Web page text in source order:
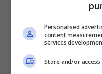
Chi dirà addio ad Un Posto
@violaedamiano) – uspms.it
Personalised
content
services
Store and/or